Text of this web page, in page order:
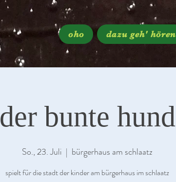
oho dazu geh' hören
der bunte hund
So., 23. Juli
  |
bürgerhaus am schlaatz
spielt für die stadt der kinder am bürgerhaus im schlaatz